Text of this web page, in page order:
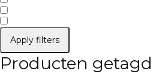
Apply filters
Producten getagd